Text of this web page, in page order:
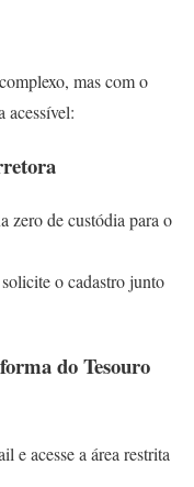
mas com o
acessível:
zero de custódia para o
o cadastro junto
do Tesouro
e acesse a área restrita